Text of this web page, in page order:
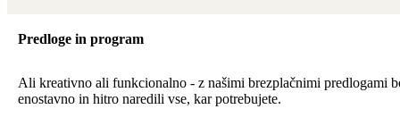
Predloge in program
Ali kreativno ali funkcionalno - z našimi brezplačnimi predlogami
enostavno in hitro naredili vse, kar potrebujete.